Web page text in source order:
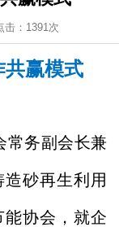
击： 1391次
共赢模式
常务副会长兼
造砂再生利用
协会，就企